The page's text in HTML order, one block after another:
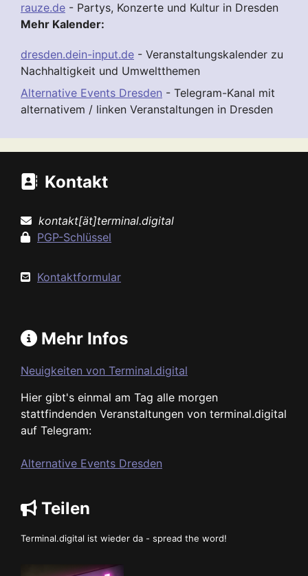
rauze.de - Partys, Konzerte und Kultur in Dresden
Mehr Kalender:
dresden.dein-input.de - Veranstaltungskalender zu
Nachhaltigkeit und Umweltthemen
Alternative Events Dresden - Telegram-Kanal mit
alternativem / linken Veranstaltungen in Dresden
Kontakt
kontakt[ät]terminal.digital
PGP-Schlüssel
Kontaktformular
Mehr Infos
Neuigkeiten von Terminal.digital
Hier gibt's einmal am Tag alle morgen
stattfindenden Veranstaltungen von terminal.digital
auf Telegram:
Alternative Events Dresden
Teilen
Terminal.digital ist wieder da - spread the word!